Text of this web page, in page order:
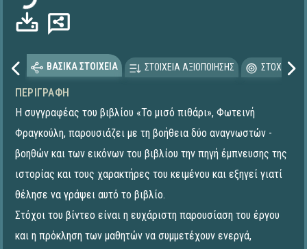
ΒΑΣΙΚΑ ΣΤΟΙΧΕΙΑ ΣΤΟΙΧΕΙΑ ΑΞΙΟΠΟΙΗΣΗΣ
ΠΕΡΙΓΡΑΦΉ
Η συγγραφέας του βιβλίου «Το μισό πιθάρι», Φωτεινή
Φραγκούλη, παρουσιάζει με τη βοήθεια δύο αναγνωστών -
βοηθών και των εικόνων του βιβλίου την πηγή έμπνευσης της
ιστορίας και τους χαρακτήρες του κειμένου και εξηγεί γιατί
θέλησε να γράψει αυτό το βιβλίο.
Στόχοι του βίντεο είναι η ευχάριστη παρουσίαση του έργου
και η πρόκληση των μαθητών να συμμετέχουν ενεργά,